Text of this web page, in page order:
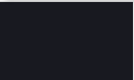
© 2002 - 2026 ::